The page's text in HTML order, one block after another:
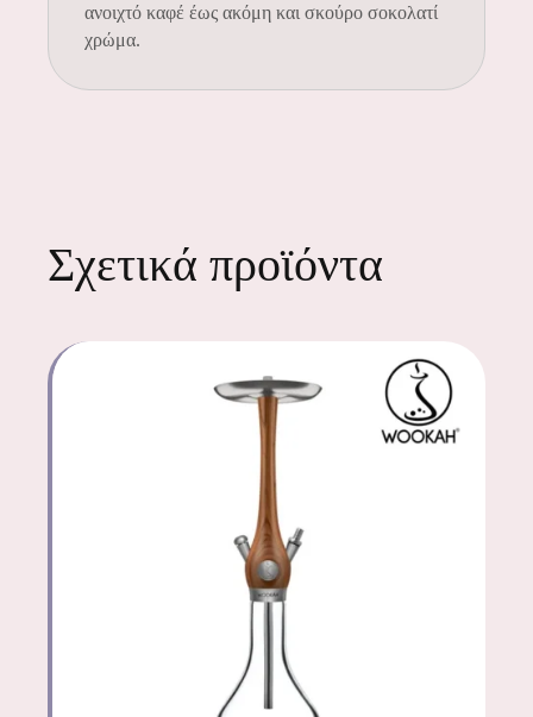
ανοιχτό καφέ έως ακόμη και σκούρο σοκολατί
χρώμα.
Σχετικά προϊόντα